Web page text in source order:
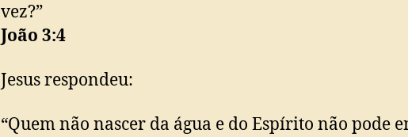
vez?”
João 3:4
Jesus respondeu:
“Quem não nascer da água e do Espírito não pode